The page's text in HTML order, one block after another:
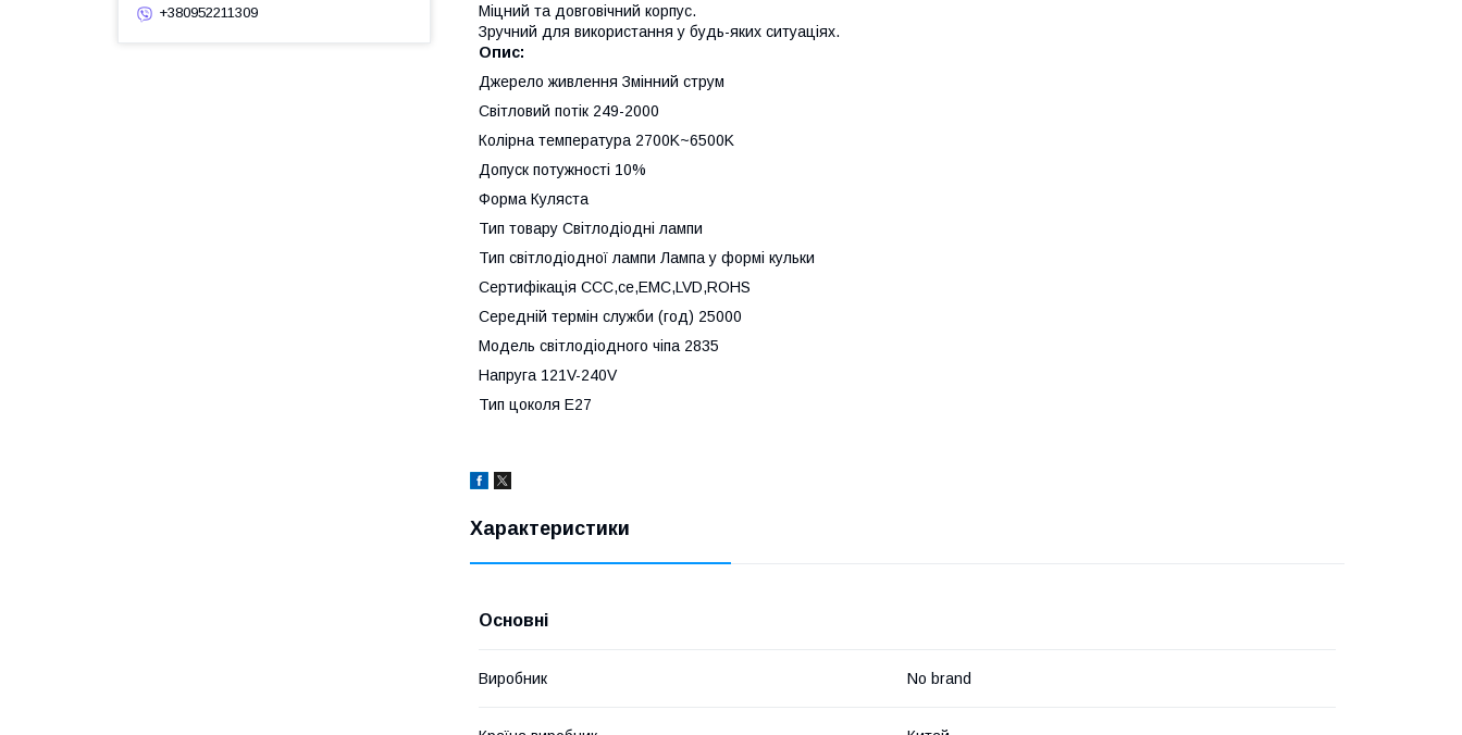
Міцний та довговічний корпус.
Зручний для використання у будь-яких ситуаціях.
Опис:
Джерело живлення Змінний струм
Світловий потік 249-2000
Колірна температура 2700K~6500K
Допуск потужності 10%
Форма Куляста
Тип товару Світлодіодні лампи
Тип світлодіодної лампи Лампа у формі кульки
Сертифікація CCC,ce,EMC,LVD,ROHS
Середній термін служби (год) 25000
Модель світлодіодного чіпа 2835
Напруга 121V-240V
Тип цоколя E27
Характеристики
Основні
Виробник No brand
+380952211309